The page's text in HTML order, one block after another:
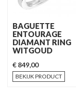
BAGUETTE
ENTOURAGE
DIAMANT RING
WITGOUD
€ 849,00
BEKIJK PRODUCT